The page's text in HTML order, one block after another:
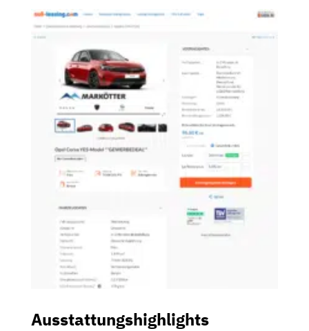
Ausstattungshighlights